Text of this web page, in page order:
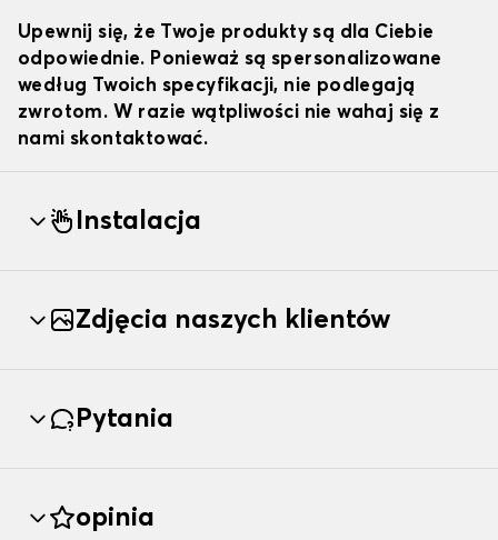
Upewnij się, że Twoje produkty są dla Ciebie
odpowiednie. Ponieważ są spersonalizowane
według Twoich specyfikacji, nie podlegają
zwrotom. W razie wątpliwości nie wahaj się z
nami skontaktować.
Instalacja
Zdjęcia naszych klientów
Pytania
opinia